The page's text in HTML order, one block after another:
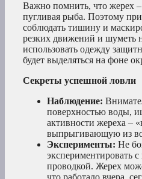
Важно помнить, что жерех
пугливая рыба. Поэтому
соблюдать тишину и
резких движений и шуметь
использовать одежду
будет выделяться на фоне
Секреты успешной ловли
Наблюдение:
поверхностью воды,
активности жереха –
выпрыгивающую из
Эксперименты: Не
экспериментировать
проводкой. Жерех